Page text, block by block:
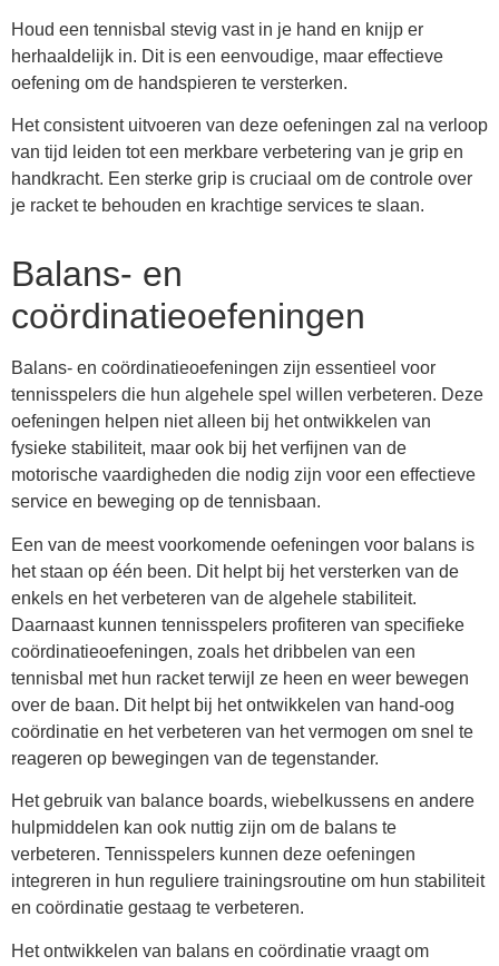
Houd een tennisbal stevig vast in je hand en knijp er
herhaaldelijk in. Dit is een eenvoudige, maar effectieve
oefening om de handspieren te versterken.
Het consistent uitvoeren van deze oefeningen zal na verloop
van tijd leiden tot een merkbare verbetering van je grip en
handkracht. Een sterke grip is cruciaal om de controle over
je racket te behouden en krachtige services te slaan.
Balans- en
coördinatieoefeningen
Balans- en coördinatieoefeningen zijn essentieel voor
tennisspelers die hun algehele spel willen verbeteren. Deze
oefeningen helpen niet alleen bij het ontwikkelen van
fysieke stabiliteit, maar ook bij het verfijnen van de
motorische vaardigheden die nodig zijn voor een effectieve
service en beweging op de tennisbaan.
Een van de meest voorkomende oefeningen voor balans is
het staan op één been. Dit helpt bij het versterken van de
enkels en het verbeteren van de algehele stabiliteit.
Daarnaast kunnen tennisspelers profiteren van specifieke
coördinatieoefeningen, zoals het dribbelen van een
tennisbal met hun racket terwijl ze heen en weer bewegen
over de baan. Dit helpt bij het ontwikkelen van hand-oog
coördinatie en het verbeteren van het vermogen om snel te
reageren op bewegingen van de tegenstander.
Het gebruik van balance boards, wiebelkussens en andere
hulpmiddelen kan ook nuttig zijn om de balans te
verbeteren. Tennisspelers kunnen deze oefeningen
integreren in hun reguliere trainingsroutine om hun stabiliteit
en coördinatie gestaag te verbeteren.
Het ontwikkelen van balans en coördinatie vraagt om